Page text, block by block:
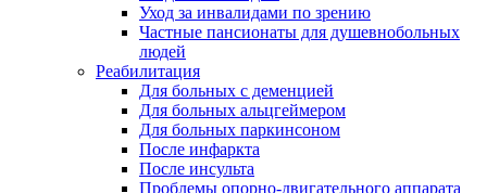
Уход за инвалидами по зрению
Частные пансионаты для душевнобольных
людей
Реабилитация
Для больных с деменцией
Для больных альцгеймером
Для больных паркинсоном
После инфаркта
После инсульта
Проблемы опорно-двигательного аппарата